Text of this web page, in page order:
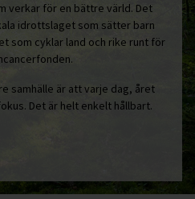
verkar för en bättre värld. Det
idrottslaget som sätter barn
som cyklar land och rike runt för
samhälle är att varje dag, året
Det är helt enkelt hållbart.